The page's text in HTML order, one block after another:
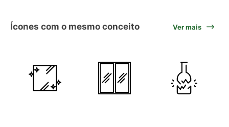
Ícones com o mesmo conceito Ver mais